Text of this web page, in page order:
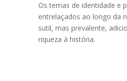
Os temas de identidade e
entrelaçados ao longo da
sutil, mas prevalente,
riqueza à história.